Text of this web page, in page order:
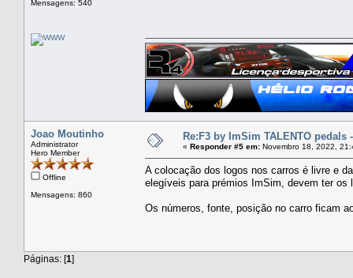
Mensagens: 540
Joao Moutinho
Administrator
Hero Member
Offline
Mensagens: 860
Re:F3 by ImSim TALENTO
« Responder #5 em: Novembro 18, 2022,
A colocação dos logos nos carros é livre e
elegíveis para prémios ImSim, devem ter os
Os números, fonte, posição no carro ficam
Páginas: [1]